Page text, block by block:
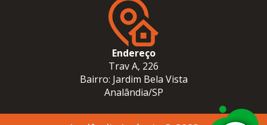
Endereço
Trav A, 226
Bairro: Jardim Bela Vista
Analândia/SP